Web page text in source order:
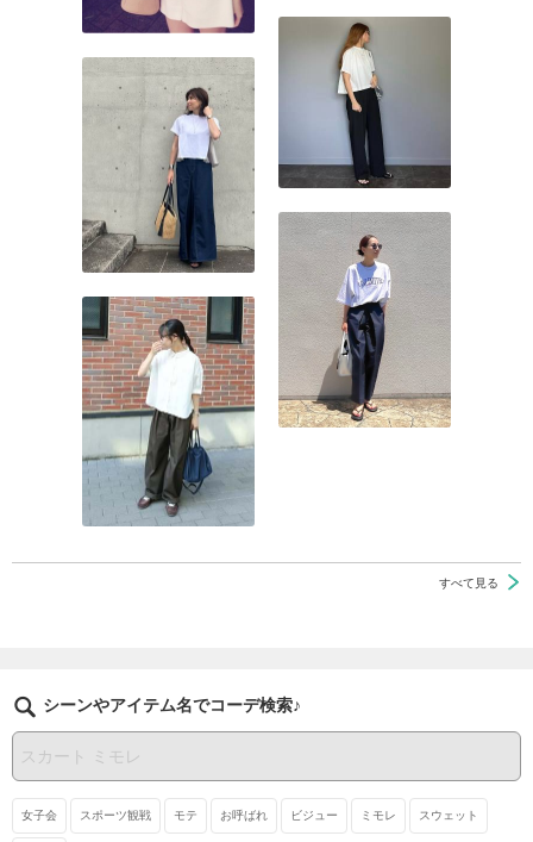
すべて見る
シーンやアイテム名でコーデ検索♪
女子会 スポーツ観戦 モテ お呼ばれ ビジュー ミモレ スウェット